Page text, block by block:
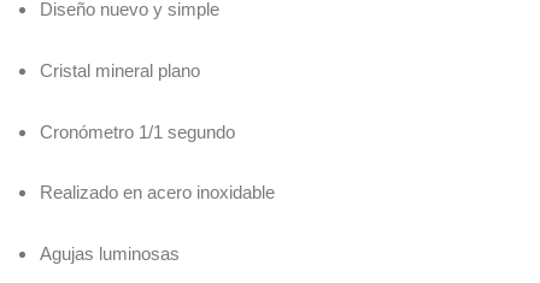
Diseño nuevo y simple
Cristal mineral plano
Cronómetro 1/1 segundo
Realizado en acero inoxidable
Agujas luminosas